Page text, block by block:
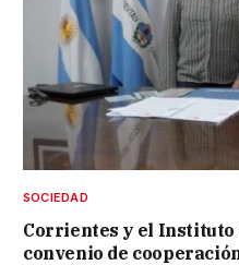
SOCIEDAD
Corrientes y el
convenio de